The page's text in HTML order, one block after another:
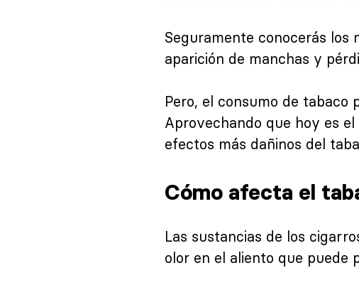
Seguramente conocerás
aparición de manchas y
Pero, el consumo de tabaco
Aprovechando que hoy es
efectos más dañinos del
Cómo afecta el
Las sustancias de los
olor en el aliento que puede